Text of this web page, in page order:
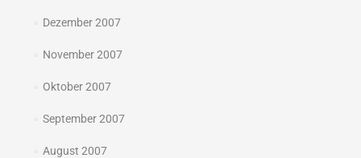
Dezember 2007
November 2007
Oktober 2007
September 2007
August 2007